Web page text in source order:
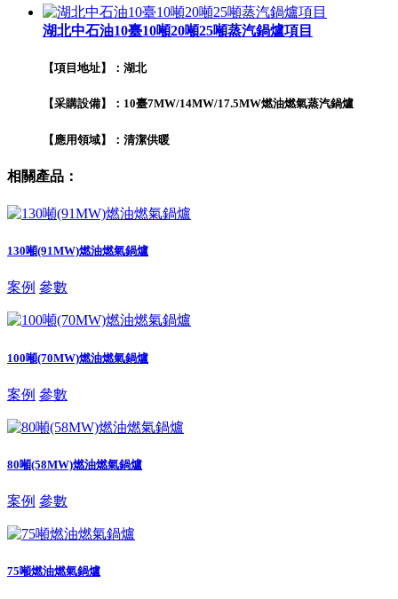
湖北中石油10臺10噸20噸25噸蒸汽鍋爐項目
【項目地址】：湖北
【采購設備】：10臺7MW/14MW/17.5MW燃油燃氣蒸汽鍋爐
【應用領域】：清潔供暖
相關產品：
130噸(91MW)燃油燃氣鍋爐
案例 參數
100噸(70MW)燃油燃氣鍋爐
案例 參數
80噸(58MW)燃油燃氣鍋爐
案例 參數
75噸燃油燃氣鍋爐